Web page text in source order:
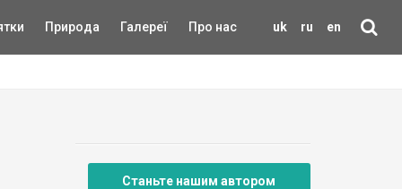
uk ru en
Природа Галереї Про нас
Станьте нашим автором